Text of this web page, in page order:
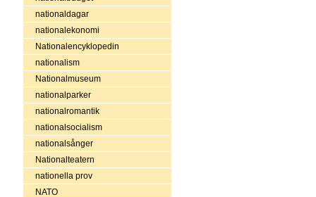
nationaldagar
nationalekonomi
Nationalencyklopedin
nationalism
Nationalmuseum
nationalparker
nationalromantik
nationalsocialism
nationalsånger
Nationalteatern
nationella prov
NATO